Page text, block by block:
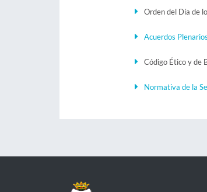
Orden del Día de
Acuerdos Plenarios
Código Ético y de
Normativa de la